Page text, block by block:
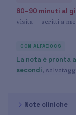
60–90 minuti al
visita — scritti a
La nota è pronta
secondi,
Note cliniche